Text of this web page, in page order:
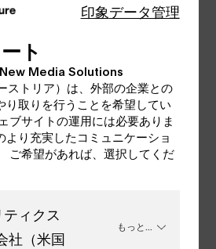
、近くの城壁の門を通ります。
石スレートでできています。
印象データ管理
ト
Media Solutions
ストリア）は、外部の企業との
り取りを行うことを希望してい
ブサイトの運用には必要ありま
より充実したコミュニケーショ
ご希望があれば、選択してくだ
ィクス
社（米国
もっと...